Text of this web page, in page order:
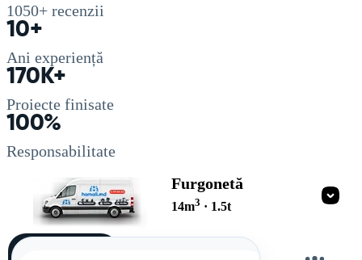
1050+ recenzii
10+
Ani experiență
170K+
Proiecte finisate
100%
Responsabilitate
Furgonetă
14m3 · 1.5t